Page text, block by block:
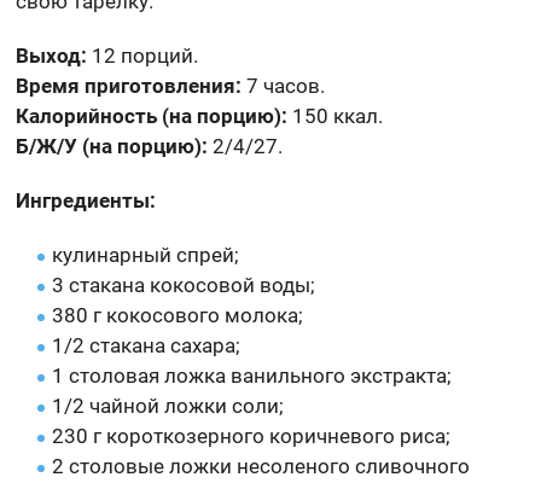
Выход: 12 порций.
Время приготовления: 7 часов.
Калорийность (на порцию): 150 ккал.
Б/Ж/У (на порцию): 2/4/27.
Ингредиенты:
кулинарный спрей;
3 стакана кокосовой воды;
380 г кокосового молока;
1/2 стакана сахара;
1 столовая ложка ванильного экстракта;
1/2 чайной ложки соли;
230 г короткозерного коричневого риса;
2 столовые ложки несоленого сливочного